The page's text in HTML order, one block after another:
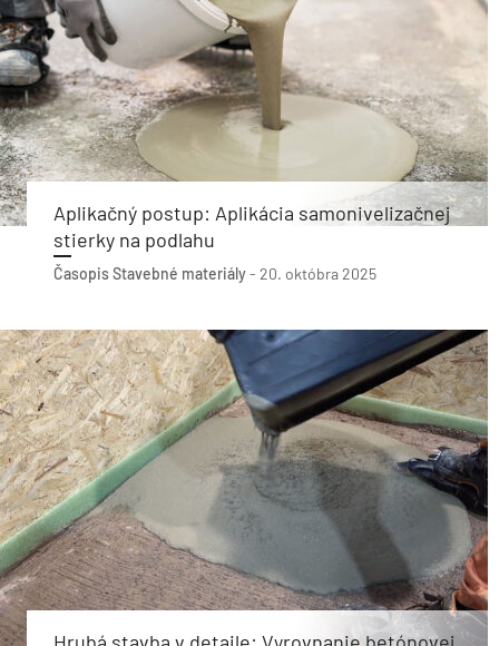
Aplikačný postup: Aplikácia samonivelizačnej
stierky na podlahu
Časopis Stavebné materiály- 20. októbra 2025